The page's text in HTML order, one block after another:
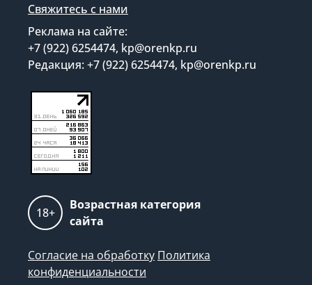
Свяжитесь с нами
Реклама на сайте:
+7 (922) 6254474, kp@orenkp.ru
Редакция: +7 (922) 6254474, kp@orenkp.ru
18+
Возрастная категория
сайта
Согласие на обработку Политика
конфиденциальности